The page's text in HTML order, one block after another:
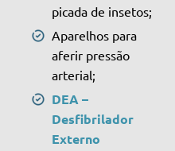
picada de insetos;
Aparelhos para
aferir pressão
arterial;
DEA –
Desfibrilador
Externo